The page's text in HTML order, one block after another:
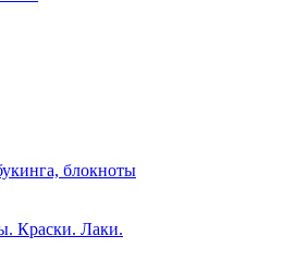
блокноты
Краски. Лаки.